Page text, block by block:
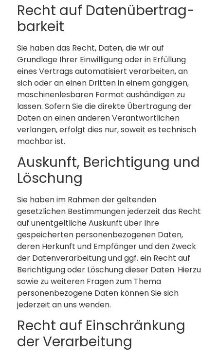
Recht auf Daten­übertrag­
barkeit
Sie haben das Recht, Daten, die wir auf
Grundlage Ihrer Einwilligung oder in Erfüllung
eines Vertrags automatisiert verarbeiten, an
sich oder an einen Dritten in einem gängigen,
maschinenlesbaren Format aushändigen zu
lassen. Sofern Sie die direkte Übertragung der
Daten an einen anderen Verantwortlichen
verlangen, erfolgt dies nur, soweit es technisch
machbar ist.
Auskunft, Berichtigung und
Löschung
Sie haben im Rahmen der geltenden
gesetzlichen Bestimmungen jederzeit das Recht
auf unentgeltliche Auskunft über Ihre
gespeicherten personenbezogenen Daten,
deren Herkunft und Empfänger und den Zweck
der Datenverarbeitung und ggf. ein Recht auf
Berichtigung oder Löschung dieser Daten. Hierzu
sowie zu weiteren Fragen zum Thema
personenbezogene Daten können Sie sich
jederzeit an uns wenden.
Recht auf Einschränkung
der Verarbeitung